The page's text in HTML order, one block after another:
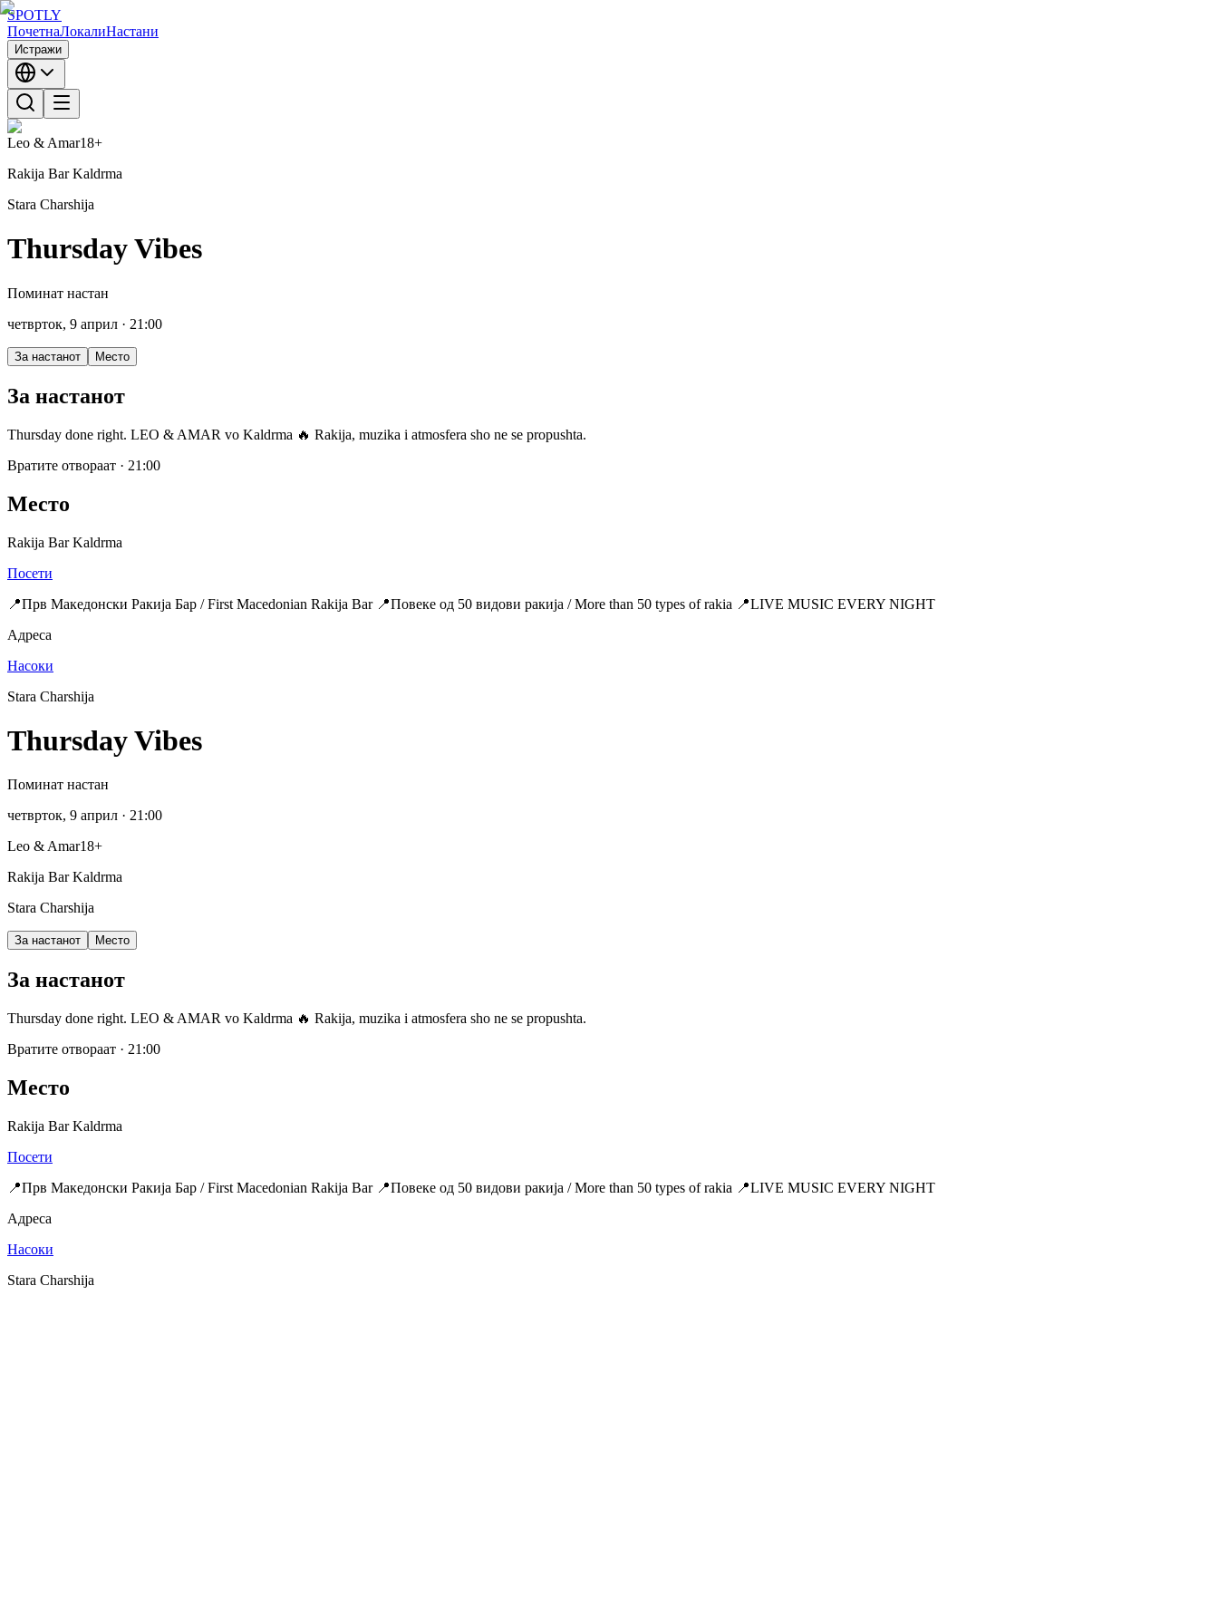
SPOTLY
ПочетнаЛокалиНастани
Истражи
Leo & Amar18+
Rakija Bar Kaldrma
Stara Charshija
Thursday Vibes
Поминат настан
четврток, 9 април · 21:00
За настанот Место
За настанот
Thursday done right. LEO & AMAR vo Kaldrma 🔥 Rakija, muzika i atmosfera sho ne se propushta.
Вратите отвораат · 21:00
Место
Rakija Bar Kaldrma
Посети
📍Прв Македонски Ракија Бар / First Macedonian Rakija Bar 📍Повеке од 50 видови ракија / More than 50 types of rakia 📍LIVE MUSIC EVERY NIGHT
Адреса
Насоки
Stara Charshija
Thursday Vibes
Поминат настан
четврток, 9 април · 21:00
Leo & Amar18+
Rakija Bar Kaldrma
Stara Charshija
За настанот Место
За настанот
Thursday done right. LEO & AMAR vo Kaldrma 🔥 Rakija, muzika i atmosfera sho ne se propushta.
Вратите отвораат · 21:00
Место
Rakija Bar Kaldrma
Посети
📍Прв Македонски Ракија Бар / First Macedonian Rakija Bar 📍Повеке од 50 видови ракија / More than 50 types of rakia 📍LIVE MUSIC EVERY NIGHT
Адреса
Насоки
Stara Charshija